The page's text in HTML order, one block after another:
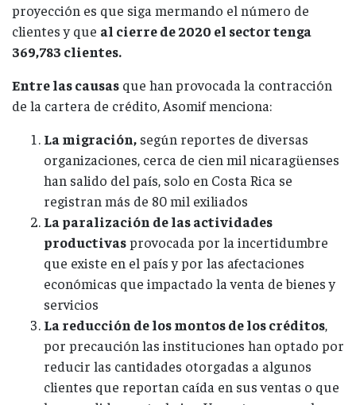
proyección es que siga mermando el número de
clientes y que al cierre de 2020 el sector tenga
369,783 clientes.
Entre las causas que han provocada la contracción
de la cartera de crédito, Asomif menciona:
La migración, según reportes de diversas
organizaciones, cerca de cien mil nicaragüenses
han salido del país, solo en Costa Rica se
registran más de 80 mil exiliados
La paralización de las actividades
productivasprovocada por la incertidumbre
que existe en el país y por las afectaciones
económicas que impactado la venta de bienes y
servicios
La reducción de los montos de los créditos,
por precaución las instituciones han optado por
reducir las cantidades otorgadas a algunos
clientes que reportan caída en sus ventas o que